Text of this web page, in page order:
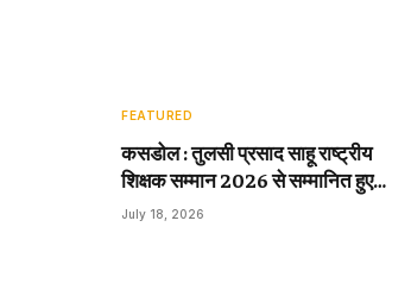
FEATURED
कसडोल : तुलसी प्रसाद साहू राष्ट्रीय
शिक्षक सम्मान 2026 से सम्मानित हुए…
July 18, 2026